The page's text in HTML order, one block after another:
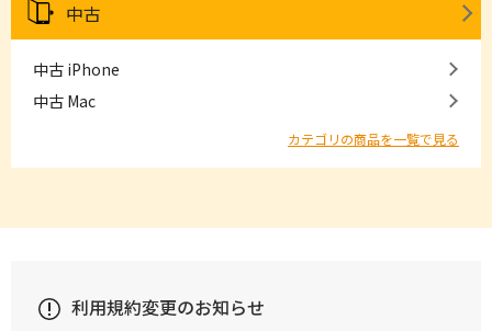
中古
中古 iPhone
中古 Mac
カテゴリの商品を一覧で見る
利用規約変更のお知らせ